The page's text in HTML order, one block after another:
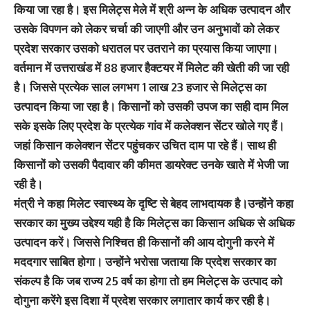
किया जा रहा है। इस मिलेट्स मेले में श्री अन्न के अधिक उत्पादन और
उसके विपणन को लेकर चर्चा की जाएगी और उन अनुभावों को लेकर
प्रदेश सरकार उसको धरातल पर उतराने का प्रयास किया जाएगा।
वर्तमान में उत्तराखंड में 88 हजार हैक्टयर में मिलेट की खेती की जा रही
है। जिससे प्रत्येक साल लगभग 1 लाख 23 हजार से मिलेट्स का
उत्पादन किया जा रहा है। किसानों को उसकी उपज का सही दाम मिल
सके इसके लिए प्रदेश के प्रत्येक गांव में कलेक्शन सेंटर खोले गए हैं।
जहां किसान कलेक्शन सेंटर पहुंचकर उचित दाम पा रहे हैं। साथ ही
किसानों को उसकी पैदावार की कीमत डायरेक्ट उनके खाते में भेजी जा
रही है।
मंत्री ने कहा मिलेट स्वास्थ्य के दृष्टि से बेहद लाभदायक है।उन्होंने कहा
सरकार का मुख्य उद्देश्य यही है कि मिलेट्स का किसान अधिक से अधिक
उत्पादन करें। जिससे निश्चित ही किसानों की आय दोगुनी करने में
मददगार साबित होगा। उन्होंने भरोसा जताया कि प्रदेश सरकार का
संकल्प है कि जब राज्य 25 वर्ष का होगा तो हम मिलेट्स के उत्पाद को
दोगुना करेंगे इस दिशा में प्रदेश सरकार लगातार कार्य कर रही है।